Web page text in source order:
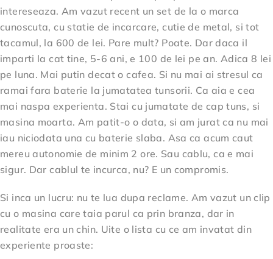
intereseaza. Am vazut recent un set de la o marca
cunoscuta, cu statie de incarcare, cutie de metal, si tot
tacamul, la 600 de lei. Pare mult? Poate. Dar daca il
imparti la cat tine, 5-6 ani, e 100 de lei pe an. Adica 8 lei
pe luna. Mai putin decat o cafea. Si nu mai ai stresul ca
ramai fara baterie la jumatatea tunsorii. Ca aia e cea
mai naspa experienta. Stai cu jumatate de cap tuns, si
masina moarta. Am patit-o o data, si am jurat ca nu mai
iau niciodata una cu baterie slaba. Asa ca acum caut
mereu autonomie de minim 2 ore. Sau cablu, ca e mai
sigur. Dar cablul te incurca, nu? E un compromis.
Si inca un lucru: nu te lua dupa reclame. Am vazut un clip
cu o masina care taia parul ca prin branza, dar in
realitate era un chin. Uite o lista cu ce am invatat din
experiente proaste: